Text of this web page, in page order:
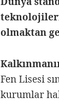
olmaktan
Fen Lisesi
kurumlar